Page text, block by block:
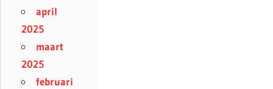
april
2025
maart
2025
februari